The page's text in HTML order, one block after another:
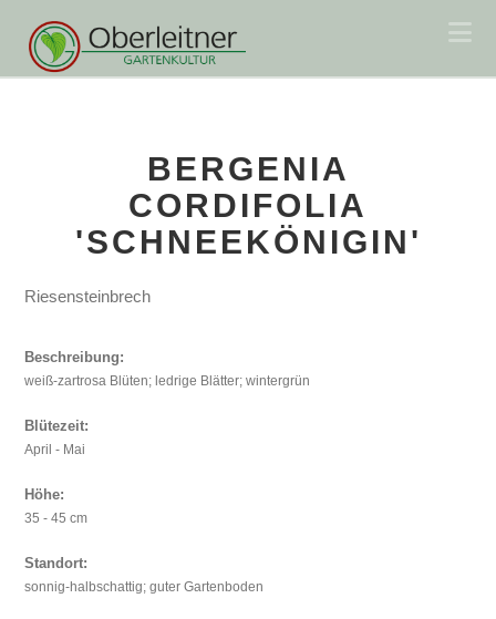
BERGENIA
CORDIFOLIA
'SCHNEEKÖNIGIN'
Riesensteinbrech
Beschreibung:
weiß-zartrosa Blüten; ledrige Blätter; wintergrün
Blütezeit:
April - Mai
Höhe:
35 - 45 cm
Standort:
sonnig-halbschattig; guter Gartenboden